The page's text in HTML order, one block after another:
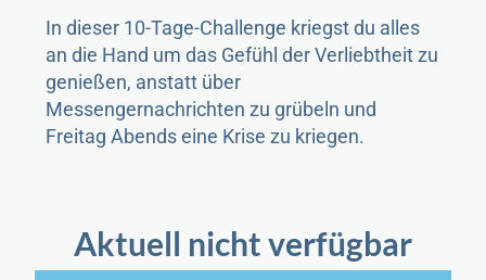
In dieser 10-Tage-Challenge kriegst du alles
an die Hand um das Gefühl der Verliebtheit zu
genießen, anstatt über
Messengernachrichten zu grübeln und
Freitag Abends eine Krise zu kriegen.
Aktuell nicht verfügbar